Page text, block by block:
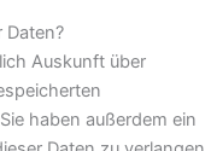
Daten?
Auskunft über
haben außerdem ein